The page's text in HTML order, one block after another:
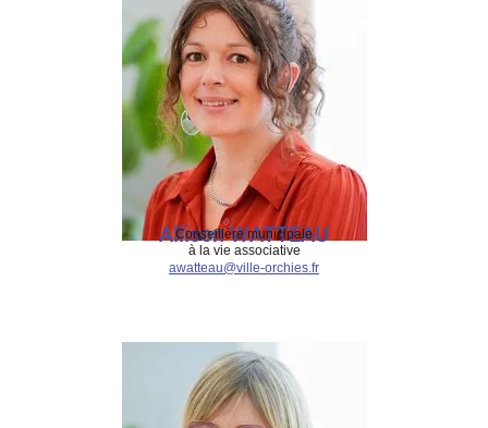
Allison WATTEAU
Conseillère municipale
à la vie associative
awatteau@ville-orchies.fr